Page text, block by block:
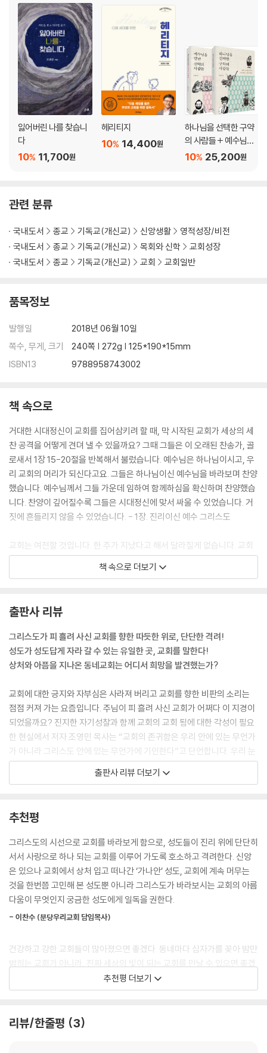
잃어버린 나를 찾습니
다
11,700원
10%
헤리티지
14,400원
10%
하나님을 선택한 구약
의 사람들 + 예수님을
만난 신약의 사람들
25,200원
10%
관련 분류
국내도서 종교 기독교(개신교) 신앙생활
영적성장/비전
국내도서
종교 기독교(개신교) 목회와 신학
교회성장
국내도서
종교 기독교(개신교) 교회 교회일반
품목정보
발행일
2018년 06월 10일
쪽수, 무게, 크기
240쪽 | 272g | 125*190*15mm
ISBN13
9788958743002
책 속으로
거대한 시대정신이 교회를 집어삼키려 할 때, 막 시작된 교회가 세상의 세
찬 공격을 어떻게 견뎌 낼 수 있을까요? 그때 그들은 이 오래된 찬송가, 골
로새서 1장 15-20절을 반복해서 불렀습니다. 예수님은 하나님이시고, 우
리 교회의 머리가 되신다고요. 그들은 하나님이신 예수님을 바라보며 찬양
했습니다. 예수님께서 그들 가운데 임하여 함께하심을 확신하며 찬양했습
니다. 찬양이 깊어질수록 그들은 시대정신에 맞서 싸울 수 있었습니다. 거
짓에 흔들리지 않을 수 있었습니다. - 1장. 진리이신 예수 그리스도
교회는 여전할 것입니다. 한 주가 지났다고 해서 달라질게 없습니다. 교회
속으로 들어가 사랑하기를 선택할 때, 우리가 생각하는 그 일, '상처받는'
일이 생길 것입니다. 적당한 거리를 두고 관람석에 앉아 종교생활을 하는
장. 눈에 보이는 사랑으로 서로 사랑하라
우리는 하나이고, 하나 됨을 힘써 지켜야 합니다. 그리스도는 교회인 우리
와 하나가 되셨습니다. 이 땅에 계시지 않는 그리스도에게 우리가 직접 해
방법이 있습니다. 그분의 신부에게 그렇게 하면 됩니다. 그리스도의 신부
인 교회를 위해 모든 것을 나눔으로써 그리스도에 대한 우리의 사랑을 증
명할 수 있습니다. - 6장. 교회의 하나 됨을 지키라
--- 본문 중에서
책 속으로 더보기
출판사 리뷰
그리스도가 피 흘려 사신 교회를 향한 따듯한 위로, 단단한 격려!
성도가 성도답게 자라 갈 수 있는 유일한 곳, 교회를 말한다!
상처와 아픔을 지나온 동네교회는 어디서 희망을 발견했는가?
교회에 대한 긍지와 자부심은 사라져 버리고 교회를 향한 비판의 소리는
점점 커져 가는 요즘입니다. 주님이 피 흘려 사신 교회가 어쩌다 이 지경이
되었을까요? 진지한 자기성찰과 함께 교회의 교회 됨에 대한 각성이 필요
한 현실에서 저자 조영민 목사는 “교회의 존귀함은 우리 안에 있는 무언가
가 아니라 그리스도 안에 있는 무언가에 기인한다”고 단언합니다. 우리 눈
에는 부족하고 아쉬운 교회일지라도, 그리스도는 우리가 보지 못하는 방식
으로 여전히 아름다운 교회를 바라보고 계신다는 것입니다. 그리스도가 피
도의 시선으로 교회를 바라보게 함으로, 성도들이 진리 위에 단단히 서서
사랑으로 하나 되는 교회를 이루어 가도록 호소하고 격려합니다. 신앙은
있으나 교회에서 상처 입고 떠나간 ‘가나안 성도’, 교회에 계속 머무는 것을
고민하는 성도라면 이 책을 꼭 한 번 읽어 보기를 권합니다. 그리스도가 바
라보시는 교회의 아름다움이 무엇인지 궁금한 성도에게도 일독을 권합니
다.
이찬수(분당우리교회), 김형국(나들목교회), 이정규(시광교회), 서자선
출판사 리뷰 더보기
추천평
그리스도의 시선으로 교회를 바라보게 함으로, 성도들이 진리 위에 단단히
서서 사랑으로 하나 되는 교회를 이루어 가도록 호소하고 격려한다. 신앙
은 있으나 교회에서 상처 입고 떠나간 ‘가나안’ 성도, 교회에 계속 머무는
것을 한번쯤 고민해 본 성도뿐 아니라 그리스도가 바라보시는 교회의 아름
다움이 무엇인지 궁금한 성도에게 일독을 권한다.
- 이찬수 (분당우리교회 담임목사)
건강하고 강한 교회들이 많아졌으면 좋겠다. 동네마다 십자가를 꽂아 밤만
밝히는 교회가 아니라, 진짜 세상의 빛이 되는 교회를 만날 수 있으면 좋겠
다. … 교회의 사이즈가 교회 건강성의 본질을 결정하지는 않는다. 교회는
성경에서 가르치는 예수님의 공동체다워야 한다. 그 본질을 놓친 온갖 주
수 있다.
추천평 더보기
리뷰/한줄평 3